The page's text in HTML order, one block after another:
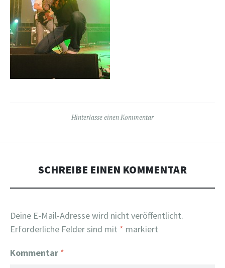
Hinterlasse einen Kommentar
SCHREIBE EINEN KOMMENTAR
Deine E-Mail-Adresse wird nicht veröffentlicht.
Erforderliche Felder sind mit * markiert
Kommentar *